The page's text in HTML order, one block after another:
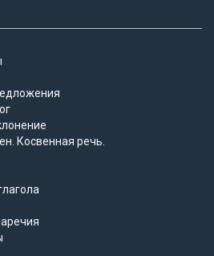
Косвенная речь.